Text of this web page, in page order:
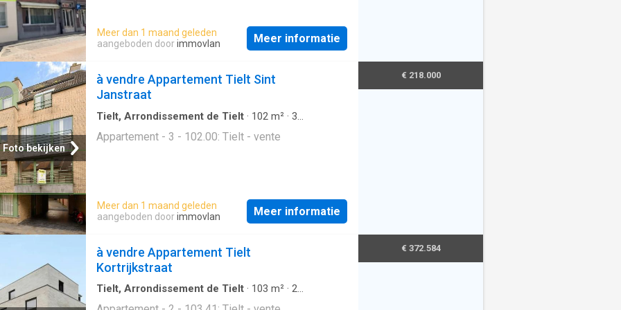
meuble lavabo• Hall d’entrée• WC séparé• Débarras•
Cave privée• Garage• Grand jardin (300 m²) avec abri
spacieux de 109 m²• Nouvelle chaudière à
condensation de 2024• Grand jardin de 300 m²
Contactez dès aujourd’hui votre agent
Meer dan 1 maand geleden
aangeboden doorimmovlan Meer informatie
Foto bekijken
à vendre Appartement Tielt Sint
Janstraat
Tielt, Arrondissement de Tielt · 102 m² · 3
Appartement - 3 - 102.00: Tielt - vente
Meer dan 1 maand geleden
aangeboden doorimmovlan Meer informatie
€ 218.000
à vendre Appartement Tielt
Kortrijkstraat
Tielt, Arrondissement de Tielt · 103 m² · 2
€ 372.584